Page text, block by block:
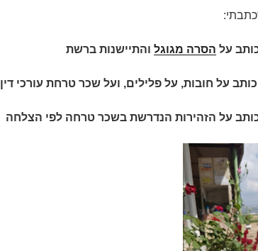
על הסרה מגוגל והתיישנות ברשת
כותב על חובות, על פלילים, ועל שכר טרחת עורכי דין
על הזהירות הנדרשת בשכר טרחה לפי הצלחה